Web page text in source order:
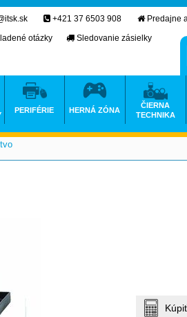
+421 37 6503 908
Predajne
otázky
Sledovanie zásielky
PERIFÉRIE HERNÁ ZÓNA
ČIERNA
TECHNIKA